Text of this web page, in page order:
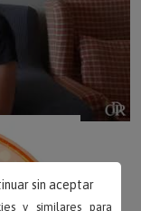
y similares para
sin aceptar